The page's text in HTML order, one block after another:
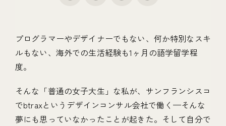
プログラマーやデザイナーでもない、何か特別なスキ
ルもない、海外での生活経験も1ヶ月の語学留学程
度。
そんな「普通の女子大生」な私が、サンフランシスコ
でbtraxというデザインコンサル会社で働く—そんな
夢にも思っていなかったことが起きた。そして自分で